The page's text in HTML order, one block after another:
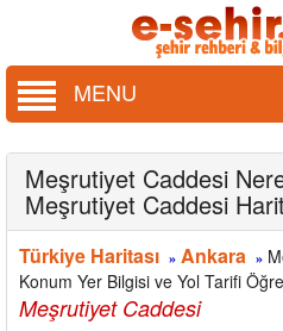
MENU
Meşrutiyet Caddesi
Meşrutiyet Caddesi
Türkiye Haritası » Ankara »
Konum Yer Bilgisi ve Yol Tarifi
Meşrutiyet Caddesi